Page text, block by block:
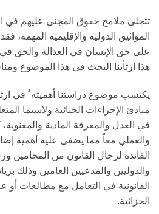
تتجلى ملامح حقوق المجني عليهم في
المواثيق الدولية والإقليمية المهمة،
على حق الإنسان في العدالة والحق
هذا ارتأينا البحث في هذا الموضوع
يكتسب موضوع دراستنا أهميته ُ في
مبادئ الإجراءات الجنائية ولاسيما
في العدل والمعرفة المادية
والعملي معاً مما يضفي عليه أهمية
الفائدة لرجال القانون من المحامين
والدوليين والمدعيين العامين وذلك
القانونية في التعامل مع مطالعات
الجزائية.